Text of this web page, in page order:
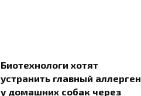
Биотехнологи хотят
устранить главный аллерген
у домашних собак через